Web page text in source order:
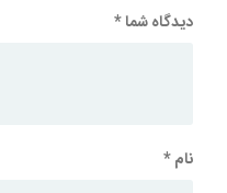
دیدگاه شما*
نام*